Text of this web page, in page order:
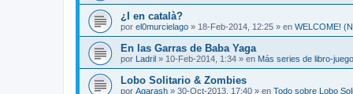
¿I en català?
por el0murcielago » 18-Feb-2014, 12:25 » en WELCOME!
En las Garras de Baba Yaga
por Ladril » 10-Feb-2014, 1:34 » en Más series de libro-
Lobo Solitario & Zombies
por Agarash » 30-Oct-2013, 17:40 » en Todo sobre Lobo